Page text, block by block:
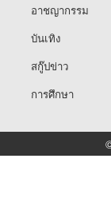
อาชญากรรม
บันเทิง
สกู๊ปข่าว
การศึกษา